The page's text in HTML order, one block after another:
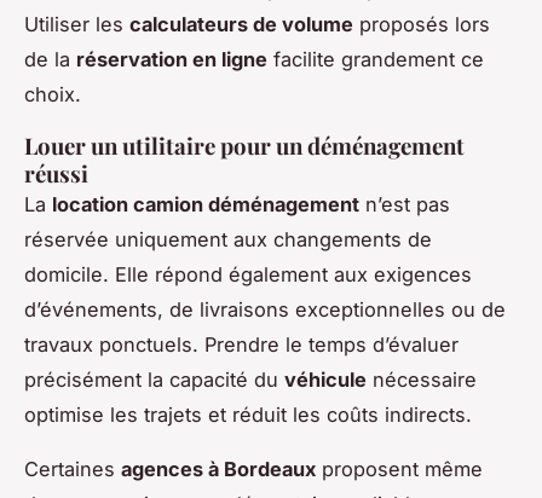
Utiliser les calculateurs de volume proposés lors
de la réservation en ligne facilite grandement ce
choix.
Louer un utilitaire pour un déménagement
réussi
La location camion déménagement n’est pas
réservée uniquement aux changements de
domicile. Elle répond également aux exigences
d’événements, de livraisons exceptionnelles ou de
travaux ponctuels. Prendre le temps d’évaluer
précisément la capacité du véhicule nécessaire
optimise les trajets et réduit les coûts indirects.
Certaines agences à Bordeaux proposent même